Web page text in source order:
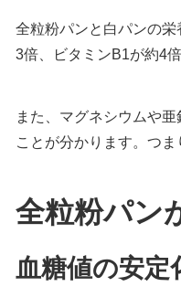
全粒粉パンと白パンの
3倍、ビタミンB1が約4
また、マグネシウムや
ことが分かります。つ
全粒粉パン
血糖値の安定